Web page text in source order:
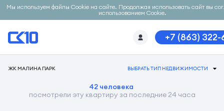
Мы используем файлы Cookie на сайте. Продолжая использовать сайт вы
использованием Cookie.
+7 (863)
ЖК МАЛИНА ПАРК ВЫБРАТЬ ТИП НЕДВИЖИМОСТИ
42 человека
посмотрели эту квартиру за последние 24 часа